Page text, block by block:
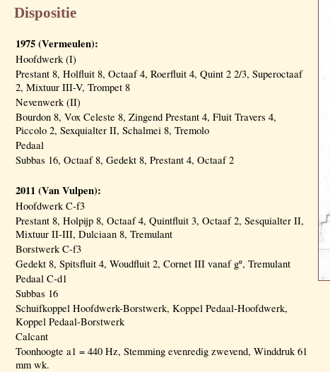
Dispositie
1975 (Vermeulen):
Hoofdwerk (I)
Prestant 8, Holfluit 8, Octaaf 4, Roerfluit 4, Quint 2 2/3, Superoctaaf
2, Mixtuur III-V, Trompet 8
Nevenwerk (II)
Bourdon 8, Vox Celeste 8, Zingend Prestant 4, Fluit Travers 4,
Piccolo 2, Sexquialter II, Schalmei 8, Tremolo
Pedaal
Subbas 16, Octaaf 8, Gedekt 8, Prestant 4, Octaaf 2
2011 (Van Vulpen):
Hoofdwerk C-f3
Prestant 8, Holpijp 8, Octaaf 4, Quintfluit 3, Octaaf 2, Sesquialter II,
Mixtuur II-III, Dulciaan 8, Tremulant
Borstwerk C-f3
Gedekt 8, Spitsfluit 4, Woudfluit 2, Cornet III vanaf gº, Tremulant
Pedaal C-d1
Subbas 16
Schuifkoppel Hoofdwerk-Borstwerk, Koppel Pedaal-Hoofdwerk,
Koppel Pedaal-Borstwerk
Calcant
Toonhoogte a1 = 440 Hz, Stemming evenredig zwevend, Winddruk 61
mm wk.